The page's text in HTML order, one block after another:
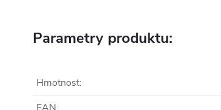
Parametry produktu:
Hmotnost: